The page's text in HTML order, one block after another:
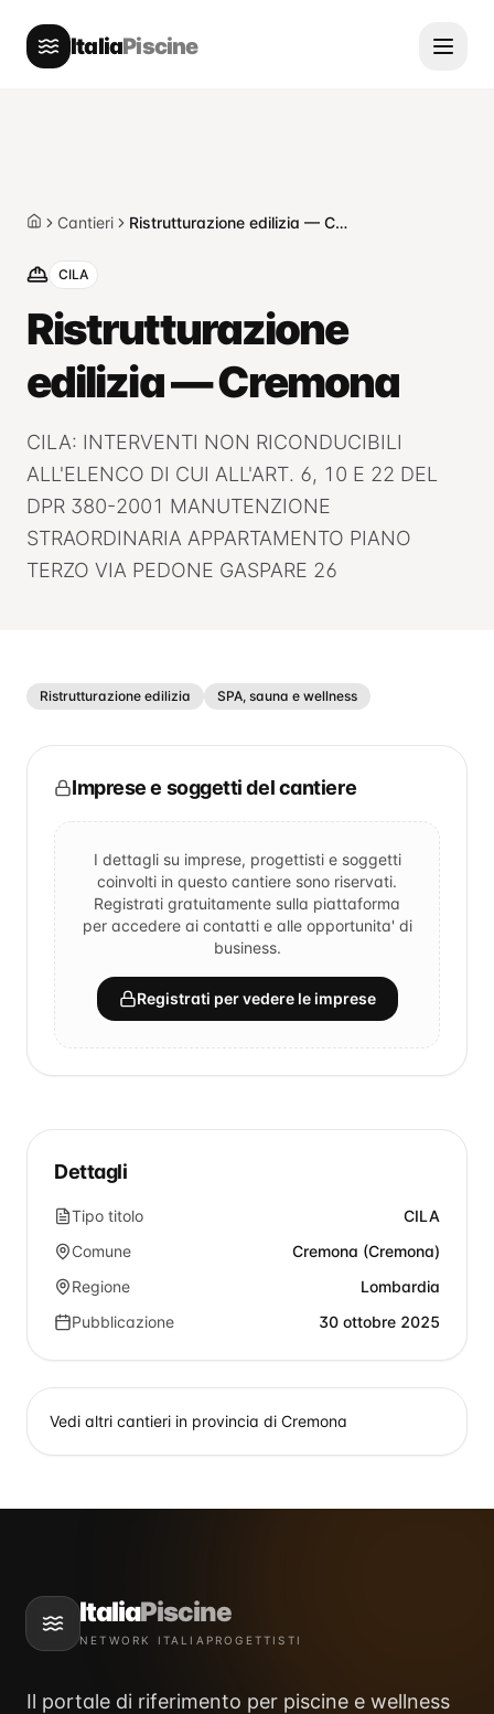
ItaliaPiscine
HomeCantieri Ristrutturazione edilizia — Cremona
CILA
Ristrutturazione
edilizia — Cremona
CILA: INTERVENTI NON RICONDUCIBILI
ALL'ELENCO DI CUI ALL'ART. 6, 10 E 22 DEL
DPR 380-2001 MANUTENZIONE
STRAORDINARIA APPARTAMENTO PIANO
TERZO VIA PEDONE GASPARE 26
Ristrutturazione edilizia SPA, sauna e wellness
Imprese e soggetti del cantiere
I dettagli su imprese, progettisti e soggetti
coinvolti in questo cantiere sono riservati.
Registrati gratuitamente sulla piattaforma
per accedere ai contatti e alle opportunita' di
business.
Registrati per vedere le imprese
Dettagli
Tipo titolo
CILA
Comune
Cremona (Cremona)
Regione
Lombardia
Pubblicazione
30 ottobre 2025
Vedi altri cantieri in provincia di Cremona
ItaliaPiscine
NETWORK ITALIAPROGETTISTI
Il portale di riferimento per piscine e wellness